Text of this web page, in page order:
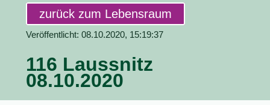
zurück zum Lebensraum
Veröffentlicht: 08.10.2020, 15:19:37
116 Laussnitz
08.10.2020